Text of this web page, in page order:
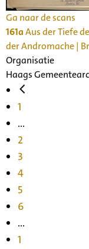
Ga naar de scans
161aAus der Tiefe
der Andromache |
Organisatie
Haags
1
...
2
3
4
5
6
...
1